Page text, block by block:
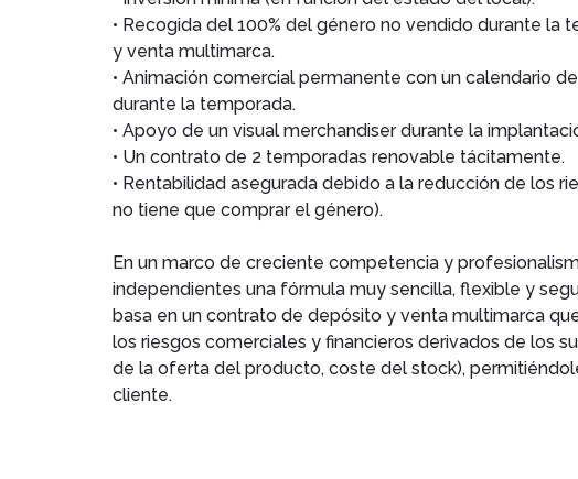
• Recogida del 100% del género no vendido durante la
y venta multimarca.
• Animación comercial permanente con un calendario
durante la temporada.
• Apoyo de un visual merchandiser durante la
• Un contrato de 2 temporadas renovable tácitamente.
• Rentabilidad asegurada debido a la reducción de los
no tiene que comprar el género).
En un marco de creciente competencia y
independientes una fórmula muy sencilla, flexible y
basa en un contrato de depósito y venta multimarca
los riesgos comerciales y financieros derivados de los
de la oferta del producto, coste del stock),
cliente.